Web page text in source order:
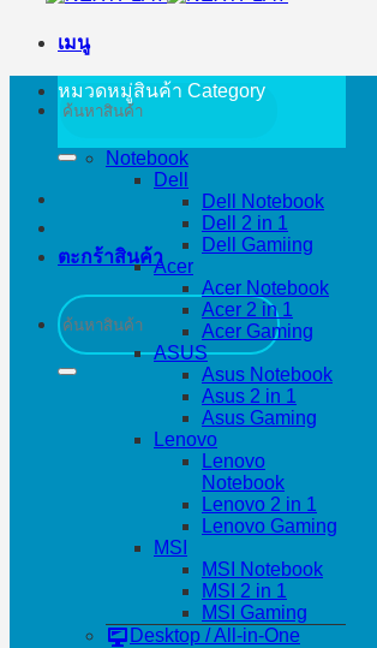
เมนู
ค้นหา:
ตะกร้าสินค้า
ค้นหา:
หมวดหมู่สินค้า Category
Notebook
Dell
Dell Notebook
Dell 2 in 1
Dell Gamiing
Acer
Acer Notebook
Acer 2 in 1
Acer Gaming
ASUS
Asus Notebook
Asus 2 in 1
Asus Gaming
Lenovo
Lenovo
Notebook
Lenovo 2 in 1
Lenovo Gaming
MSI
MSI Notebook
MSI 2 in 1
MSI Gaming
Desktop / All-in-One